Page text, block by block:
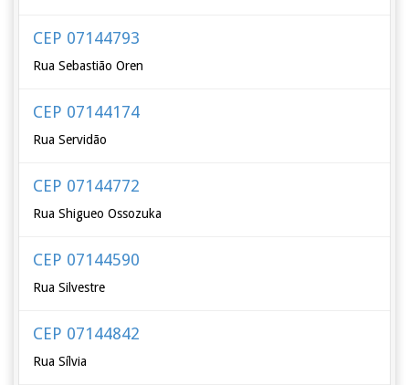
CEP 07144793
Rua Sebastião Oren
CEP 07144174
Rua Servidão
CEP 07144772
Rua Shigueo Ossozuka
CEP 07144590
Rua Silvestre
CEP 07144842
Rua Sílvia